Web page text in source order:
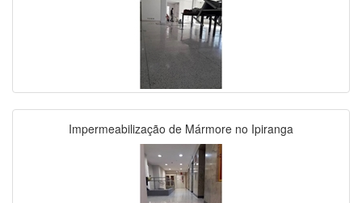
Impermeabilização de Mármore no Ipiranga